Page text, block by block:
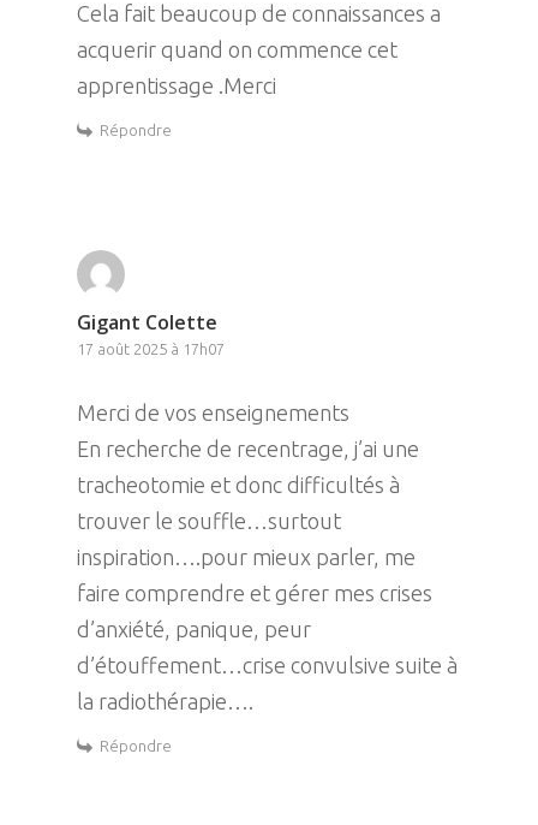
Cela fait beaucoup de connaissances a
acquerir quand on commence cet
apprentissage .Merci
Répondre
Gigant Colette
17 août 2025 à 17h07
Merci de vos enseignements
En recherche de recentrage, j’ai une
tracheotomie et donc difficultés à
trouver le souffle…surtout
inspiration….pour mieux parler, me
faire comprendre et gérer mes crises
d’anxiété, panique, peur
d’étouffement…crise convulsive suite à
la radiothérapie….
Répondre